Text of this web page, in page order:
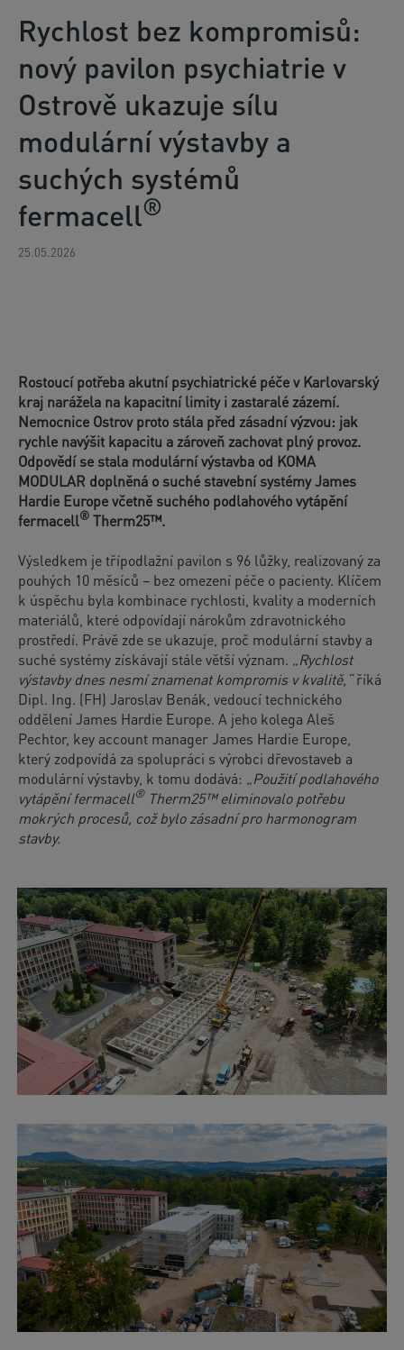
Rychlost bez kompromisů:
nový pavilon psychiatrie v
Ostrově ukazuje sílu
modulární výstavby a
suchých systémů
fermacell®
25.05.2026
Rostoucí potřeba akutní psychiatrické péče v Karlovarský
kraj narážela na kapacitní limity i zastaralé zázemí.
Nemocnice Ostrov proto stála před zásadní výzvou: jak
rychle navýšit kapacitu a zároveň zachovat plný provoz.
Odpovědí se stala modulární výstavba od KOMA
MODULAR doplněná o suché stavební systémy James
Hardie Europe včetně suchého podlahového vytápění
fermacell® Therm25™.
Výsledkem je třípodlažní pavilon s 96 lůžky, realizovaný za
pouhých 10 měsíců – bez omezení péče o pacienty. Klíčem
k úspěchu byla kombinace rychlosti, kvality a moderních
materiálů, které odpovídají nárokům zdravotnického
prostředí. Právě zde se ukazuje, proč modulární stavby a
suché systémy získávají stále větší význam. „Rychlost
výstavby dnes nesmí znamenat kompromis v kvalitě,“říká
Dipl. Ing. (FH) Jaroslav Benák, vedoucí technického
oddělení James Hardie Europe. A jeho kolega Aleš
Pechtor, key account manager James Hardie Europe,
který zodpovídá za spolupráci s výrobci dřevostaveb a
modulární výstavby, k tomu dodává: „Použití podlahového
vytápění fermacell®Therm25™ eliminovalo potřebu
mokrých procesů, což bylo zásadní pro harmonogram
stavby.